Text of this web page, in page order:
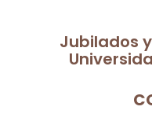
Jubilados